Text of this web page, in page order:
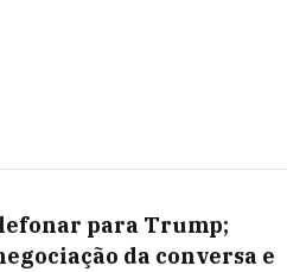
para Trump;
da conversa e